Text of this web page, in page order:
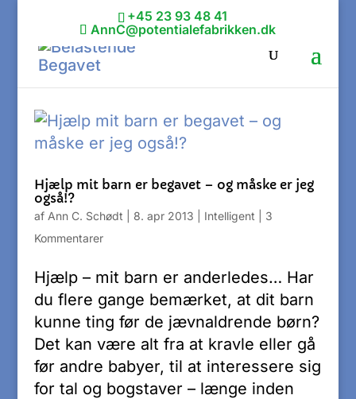
+45 23 93 48 41
AnnC@potentialefabrikken.dk
Hjælp mit barn er begavet – og måske er jeg
også!?
af Ann C. Schødt 8. apr 2013 Intelligent
3
Kommentarer
Hjælp – mit barn er anderledes… Har
du flere gange bemærket, at dit barn
kunne ting før de jævnaldrende børn?
Det kan være alt fra at kravle eller gå
før andre babyer, til at interessere sig
for tal og bogstaver – længe inden